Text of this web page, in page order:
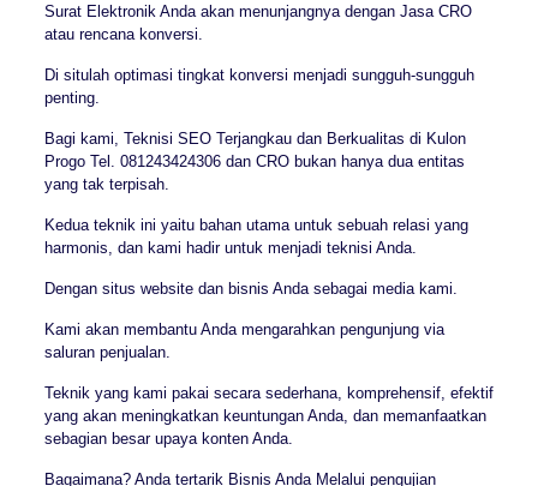
Surat Elektronik Anda akan menunjangnya dengan Jasa CRO
atau rencana konversi.
Di situlah optimasi tingkat konversi menjadi sungguh-sungguh
penting.
Bagi kami, Teknisi SEO Terjangkau dan Berkualitas di Kulon
Progo Tel. 081243424306 dan CRO bukan hanya dua entitas
yang tak terpisah.
Kedua teknik ini yaitu bahan utama untuk sebuah relasi yang
harmonis, dan kami hadir untuk menjadi teknisi Anda.
Dengan situs website dan bisnis Anda sebagai media kami.
Kami akan membantu Anda mengarahkan pengunjung via
saluran penjualan.
Teknik yang kami pakai secara sederhana, komprehensif, efektif
yang akan meningkatkan keuntungan Anda, dan memanfaatkan
sebagian besar upaya konten Anda.
Bagaimana? Anda tertarik Bisnis Anda Melalui pengujian